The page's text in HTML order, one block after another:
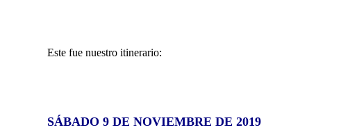
Este fue nuestro itinerario:
SÁBADO 9 DE NOVIEMBRE DE 2019